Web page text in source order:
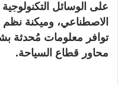
على الوسائل التكنولوجية
الاصطناعي، وميكنة نظم
توافر معلومات
محاور قطاع السياحة.